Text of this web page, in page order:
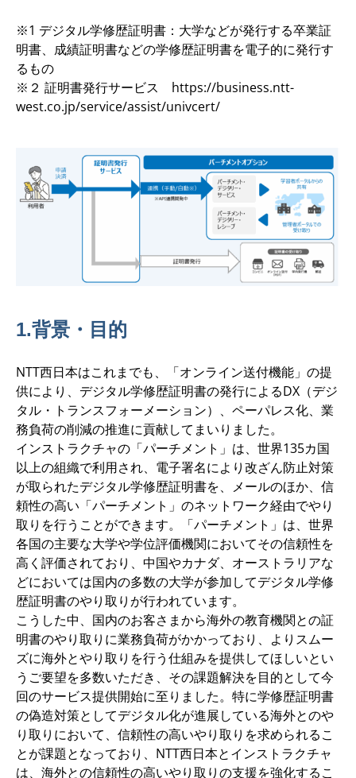
※1 デジタル学修歴証明書：大学などが発行する卒業証
明書、成績証明書などの学修歴証明書を電子的に発行す
るもの
※２ 証明書発行サービス https://business.ntt-
west.co.jp/service/assist/univcert/
1.背景・目的
NTT西日本はこれまでも、「オンライン送付機能」の提
供により、デジタル学修歴証明書の発行によるDX（デジ
タル・トランスフォーメーション）、ペーパレス化、業
務負荷の削減の推進に貢献してまいりました。
インストラクチャの「パーチメント」は、世界135カ国
以上の組織で利用され、電子署名により改ざん防止対策
が取られたデジタル学修歴証明書を、メールのほか、信
頼性の高い「パーチメント」のネットワーク経由でやり
取りを行うことができます。「パーチメント」は、世界
各国の主要な大学や学位評価機関においてその信頼性を
高く評価されており、中国やカナダ、オーストラリアな
どにおいては国内の多数の大学が参加してデジタル学修
歴証明書のやり取りが行われています。
こうした中、国内のお客さまから海外の教育機関との証
明書のやり取りに業務負荷がかかっており、よりスムー
ズに海外とやり取りを行う仕組みを提供してほしいとい
うご要望を多数いただき、その課題解決を目的として今
回のサービス提供開始に至りました。特に学修歴証明書
の偽造対策としてデジタル化が進展している海外とのや
り取りにおいて、信頼性の高いやり取りを求められるこ
とが課題となっており、NTT西日本とインストラクチャ
は、海外との信頼性の高いやり取りの支援を強化するこ